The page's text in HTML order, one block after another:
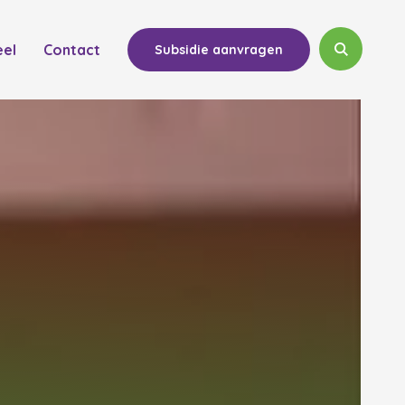
Contact Subsidie aanvragen